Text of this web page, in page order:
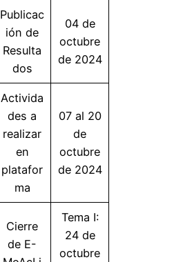
Publicac
ión de
Resulta
dos
04 de
octubre
de 2024
Activida
des a
realizar
en
platafor
ma
07 al 20
de
octubre
de 2024
Cierre
de E-
Tema I:
24 de
octubre